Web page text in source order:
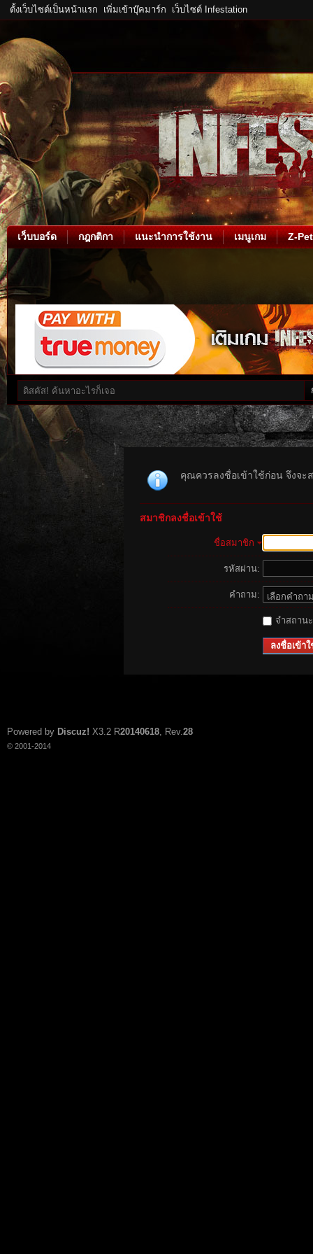
ตั้งเว็บไซต์เป็นหน้าแรก เพิ่มเข้าบุ๊คมาร์ก เว็บไซต์ Infestation
เว็บบอร์ด กฎกติกา แนะนำการใช้งาน เมนูเกม Z-Pet
คุณควรลงชื่อเข้าใช้ก่อน จึงจะ
สมาชิกลงชื่อเข้าใช้
ชื่อสมาชิก
รหัสผ่าน:
คำถาม:
จำสถาน
ลงชื่อเข้าใ
Powered by Discuz! X3.2 R20140618, Rev.28
© 2001-2014